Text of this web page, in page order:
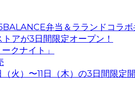
弁当＆ラランドコラボ
アが3日間限定オープン！
クナイト」
火）〜11日（木）の3日間限定